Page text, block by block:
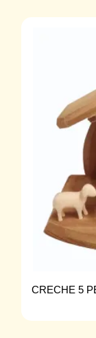
CRECHE 5